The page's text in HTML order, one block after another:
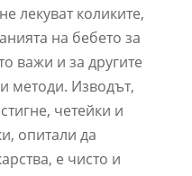
лекуват коликите,
на бебето за
важи и за другите
методи. Изводът,
четейки и
опитали да
е чисто и